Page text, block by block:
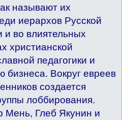
называют их
иерархов Русской
и во влиятельных
христианской
педагогики и
бизнеса. Вокруг евреев
создается
лоббирования.
Мень, Глеб Якунин и